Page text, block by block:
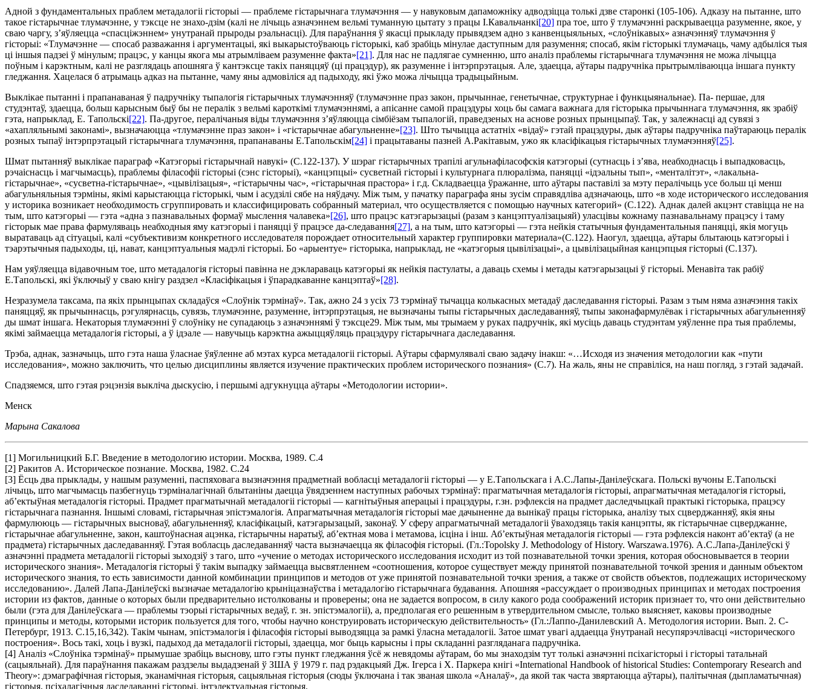
Адной з фундаментальных праблем метадалогii гiсторыi — праблеме гiстарычнага тлумачэння — у навуковым дапаможнiку адводзiцца толькi дзве старонкi (105-106). Адказу на пытанне, што
такое гiстарычнае тлумачэнне, у тэксце не знахо-дзiм (калi не лiчыць азначэннем вельмi туманную цытату з працы I.Кавальчанкi[20] пра тое, што ў тлумачэннi раскрываецца разуменне, якое, у
сваю чаргу, з’яўляецца «спасцiжэннем» унутранай прыроды рэальнасцi). Для параўнання ў якасцi прыкладу прывядзем адно з канвенцыяльных, «слоўнiкавых» азначэнняў тлумачэння ў
гiсторыi: «Тлумачэнне — спосаб разважання i аргументацыi, якi выкарыстоўваюць гiсторыкi, каб зрабiць мiнулае даступным для разумення; спосаб, якiм гiсторыкi тлумачаць, чаму адбылiся тыя
цi iншыя падзеi ў мiнулым; працэс, у канцы якога мы атрымлiваем разуменне факта»[21]. Для нас не падлягае сумненню, што аналiз праблемы гiстарычнага тлумачэння не можа лiчыцца
поўным i карэктным, калi не разглядаць апошняга ў кантэксце такiх паняццяў (цi працэдур), як разуменне i iнтэрпрэтацыя. Але, здаецца, аўтары падручнiка прытрымлiваюцца iншага пункту
гледжання. Хацелася б атрымаць адказ на пытанне, чаму яны адмовiлiся ад падыходу, якi ўжо можа лiчыцца традыцыйным.
Выклiкае пытаннi i прапанаваная ў падручнiку тыпалогiя гiстарычных тлумачэнняў (тлумачэнне праз закон, прычыннае, генетычнае, структурнае i функцыянальнае). Па- першае, для
студэнтаў, здаецца, больш карысным быў бы не пералiк з вельмi кароткiмi тлумачэннямi, а апiсанне самой працэдуры хоць бы самага важнага для гiсторыка прычыннага тлумачэння, як зрабiў
гэта, напрыклад, Е. Тапольскi[22]. Па-другое, пералiчаныя вiды тлумачэння з’яўляюцца сiмбiёзам тыпалогiй, праведзеных на аснове розных прынцыпаў. Так, у залежнасцi ад сувязi з
«ахапляльнымi законамi», вызначаюцца «тлумачэнне праз закон» i «гiстарычнае абагульненне»[23]. Што тычыцца астатнiх «вiдаў» гэтай працэдуры, дык аўтары падручнiка паўтараюць пералiк
розных тыпаў iнтэрпрэтацый гiстарычнага тлумачэння, прапанаваны Е.Тапольскiм[24] i працытаваны пазней А.Ракiтавым, ужо як класiфiкацыя гiстарычных тлумачэнняў[25].
Шмат пытанняў выклiкае параграф «Катэгорыi гiстарычнай навукi» (С.122-137). У шэраг гiстарычных трапiлi агульнафiласофскiя катэгорыi (сутнасць i з’ява, неабходнасць i выпадковасць,
рэчаiснасць i магчымасць), праблемы фiласофii гiсторыi (сэнс гiсторыi), «канцэпцыi» сусветнай гiсторыi i культурнага плюралiзма, паняццi «iдэальны тып», «менталiтэт», «лакальна-
гiстарычнае», «сусветна-гiстарычнае», «цывiлiзацыя», «гiстарычны час», «гiстарычная прастора» i г.д. Складваецца ўражанне, што аўтары паставiлi за мэту пералiчыць усе больш цi менш
абагульняльныя тэрмiны, якiмi карыстаюцца гiсторыкi, чым i асудзiлi сябе на няўдачу. Мiж тым, у пачатку параграфа яны зусiм справядлiва адзначаюць, што «в ходе исторического исследования
у историка возникает необходимость сгруппировать и классифицировать собранный материал, что осуществляется с помощью научных категорий» (С.122). Аднак далей акцэнт ставiцца не на
тым, што катэгорыi — гэта «адна з пазнавальных формаў мыслення чалавека»[26], што працэс катэгарызацыi (разам з канцэптуалiзацыяй) уласцiвы кожнаму пазнавальнаму працэсу i таму
гiсторык мае права фармуляваць неабходныя яму катэгорыi i паняццi ў працэсе да-следавання[27], а на тым, што катэгорыi — гэта нейкiя статычныя фундаментальныя паняццi, якiя могуць
выратаваць ад сiтуацыi, калi «субъективизм конкретного исследователя порождает относительный характер группировки материала»(С.122). Наогул, здаецца, аўтары блытаюць катэгорыi i
тэарэтычныя падыходы, цi, нават, канцэптуальныя мадэлi гiсторыi. Бо «арыентуе» гiсторыка, напрыклад, не «катэгорыя цывiлiзацыi», а цывiлiзацыйная канцэпцыя гiсторыi (С.137).
Нам уяўляецца вiдавочным тое, што метадалогiя гiсторыi павiнна не дэклараваць катэгорыi як нейкiя пастулаты, а даваць схемы i метады катэгарызацыi ў гiсторыi. Менавiта так рабiў
Е.Тапольскi, якi ўключыў у сваю кнiгу раздзел «Класiфiкацыя i ўпарадкаванне канцэптаў»[28].
Незразумела таксама, па якiх прынцыпах складаўся «Слоўнiк тэрмiнаў». Так, ажно 24 з усiх 73 тэрмiнаў тычацца колькасных метадаў даследавання гiсторыi. Разам з тым няма азначэння такiх
паняццяў, як прычыннасць, рэгулярнасць, сувязь, тлумачэнне, разуменне, iнтэрпрэтацыя, не вызначаны тыпы гiстарычных даследаванняў, тыпы законафармулёвак i гiстарычных абагульненняў
ды шмат iншага. Некаторыя тлумачэннi ў слоўнiку не супадаюць з азначэннямi ў тэксце29. Мiж тым, мы трымаем у руках падручнiк, якi мусiць даваць студэнтам уяўленне пра тыя праблемы,
якiмi займаецца метадалогiя гiсторыi, а ў iдэале — навучыць карэктна ажыццяўляць працэдуру гiстарычнага даследавання.
Трэба, аднак, зазначыць, што гэта наша ўласнае ўяўленне аб мэтах курса метадалогii гiсторыi. Аўтары сфармулявалi сваю задачу iнакш: «…Исходя из значения методологии как «пути
исследования», можно заключить, что целью дисциплины является изучение практических проблем исторического познания» (С.7). На жаль, яны не справiлiся, на наш погляд, з гэтай задачай.
Спадзяемся, што гэтая рэцэнзiя выклiча дыскусiю, i першымi адгукнуцца аўтары «Методологии истории».
Менск
Марына Сакалова
[1] Могильницкий Б.Г. Введение в методологию истории. Москва, 1989. С.4
[2] Ракитов А. Историческое познание. Москва, 1982. С.24
[3] Ёсць два прыклады, у нашым разуменнi, паспяховага вызначэння прадметнай вобласцi метадалогii гiсторыi — у Е.Тапольскага i А.С.Лапы-Данiлеўскага. Польскi вучоны Е.Тапольскi
лiчыць, што магчымасць пазбегнуць тэрмiналагiчнай блытанiны даецца ўвядзеннем наступных рабочых тэрмiнаў: прагматычная метадалогiя гiсторыi, апрагматычная метадалогiя гiсторыi,
аб’ектыўная метадалогiя гiсторыi. Прадмет прагматычнай метадалогii гiсторыi — кагнiтыўныя аперацыi i працэдуры, г.зн. рэфлексiя на прадмет даследчыцкай практыкi гiсторыка, працэсу
гiстарычнага пазнання. Iншымi словамi, гiстарычная эпiстэмалогiя. Апрагматычная метадалогiя гiсторыi мае дачыненне да вынiкаў працы гiсторыка, аналiзу тых сцверджанняў, якiя яны
фармулююць — гiстарычных высноваў, абагульненняў, класiфiкацый, катэгарызацый, законаў. У сферу апрагматычнай метадалогii ўваходзяць такiя канцэпты, як гiстарычнае сцверджанне,
гiстарычнае абагульненне, закон, каштоўнасная ацэнка, гiстарычны наратыў, аб’ектная мова i метамова, iсцiна i iнш. Аб’ектыўная метадалогiя гiсторыi — гэта рэфлексiя наконт аб’ектаў (а не
прадмета) гiстарычных даследаванняў. Гэтая вобласць даследаванняў часта вызначаецца як фiласофiя гiсторыi. (Гл.:Topolsky J. Methodology of History. Warszawa.1976). А.С.Лапа-Данiлеўскi ў
азначэннi прадмета метадалогii гiсторыi зыходзiў з таго, што «учение о методах исторического исследования исходит из той познавательной точки зрения, которая обосновывается в теории
исторического знания». Метадалогiя гiсторыi ў такiм выпадку займаецца высвятленнем «соотношения, которое существует между принятой познавательной точкой зрения и данным объектом
исторического знания, то есть зависимости данной комбинации принципов и методов от уже принятой познавательной точки зрения, а также от свойств объектов, подлежащих историческому
исследованию». Далей Лапа-Данiлеўскi вызначае метадалогiю крынiцазнаўства i метадалогiю гiстарычнага будавання. Апошняя «рассуждает о производных принципах и методах построения
истории из фактов, данные о которых были предварительно истолкованы и проверены; она не задается вопросом, в силу какого рода соображений историк признает то, что они действительно
были (гэта для Данiлеўскага — праблемы тэорыi гiстарычных ведаў, г. зн. эпiстэмалогii), а, предполагая его решенным в утвердительном смысле, только выясняет, каковы производные
принципы и методы, которыми историк пользуется для того, чтобы научно конструировать историческую действительность» (Гл.:Лаппо-Данилевский А. Методология истории. Вып. 2. С-
Петербург, 1913. С.15,16,342). Такiм чынам, эпiстэмалогiя i фiласофiя гiсторыi выводзяцца за рамкi ўласна метадалогii. Затое шмат увагi аддаецца ўнутранай несупярэчлiвасцi «исторического
построения». Вось такi, хоць i вузкi, падыход да метадалогii гiсторыi, здаецца, мог быць карысны i пры складаннi разгляданага падручнiка.
[4] Аналiз «Слоўнiка тэрмiнаў» прымушае зрабiць выснову, што гэты пункт гледжання ўсё ж невядомы аўтарам, бо мы знаходзiм тут толькi азначэннi псiхагiсторыi i гiсторыi татальнай
(сацыяльнай). Для параўнання пакажам раздзелы выдадзенай ў ЗША ў 1979 г. пад рэдакцыяй Дж. Iгерса i Х. Паркера кнiгi «International Handbook of historical Studies: Contemporary Research and
Theory»: дэмаграфiчная гiсторыя, эканамiчная гiсторыя, сацыяльная гiсторыя (сюды ўключана i так званая школа «Аналаў», да якой так часта звяртаюцца аўтары), палiтычная (дыпламатычная)
гiсторыя, псiхалагiчныя даследаваннi гiсторыi, iнтэлектуальная гiсторыя.